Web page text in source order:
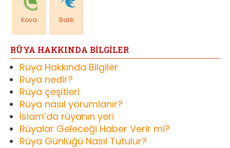
Kova Balık
RÜYA HAKKINDA BİLGİLER
Rüya Hakkında Bilgiler
Rüya nedir?
Rüya çeşitleri
Rüya nasıl yorumlanır?
İslam’da rüyanın yeri
Rüyalar Geleceği Haber Verir mi?
Rüya Günlüğü Nasıl Tutulur?